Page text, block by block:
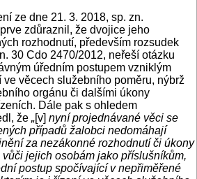
ze dne 21. 3. 2018, sp. zn.
zdůraznil, že dvojice jeho
rozhodnutí, především rozsudek
30 Cdo 2470/2012, neřeší otázku
úředním postupem vzniklým
věcech služebního poměru, nýbrž
orgánu či dalšími úkony
Dále pak s ohledem
že „[v] nyní projednávané věci se
případů žalobci nedomáhají
za nezákonné rozhodnutí či úkony
jejich osobám jako příslušníkům,
postup spočívající v nepřiměřené